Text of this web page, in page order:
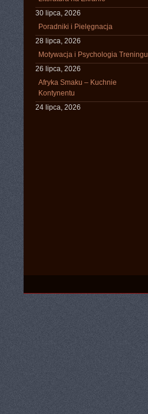
30 lipca, 2026
Poradniki i Pielęgnacja
28 lipca, 2026
Motywacja i Psychologia Treningu
26 lipca, 2026
Afryka Smaku – Kuchnie
Kontynentu
24 lipca, 2026